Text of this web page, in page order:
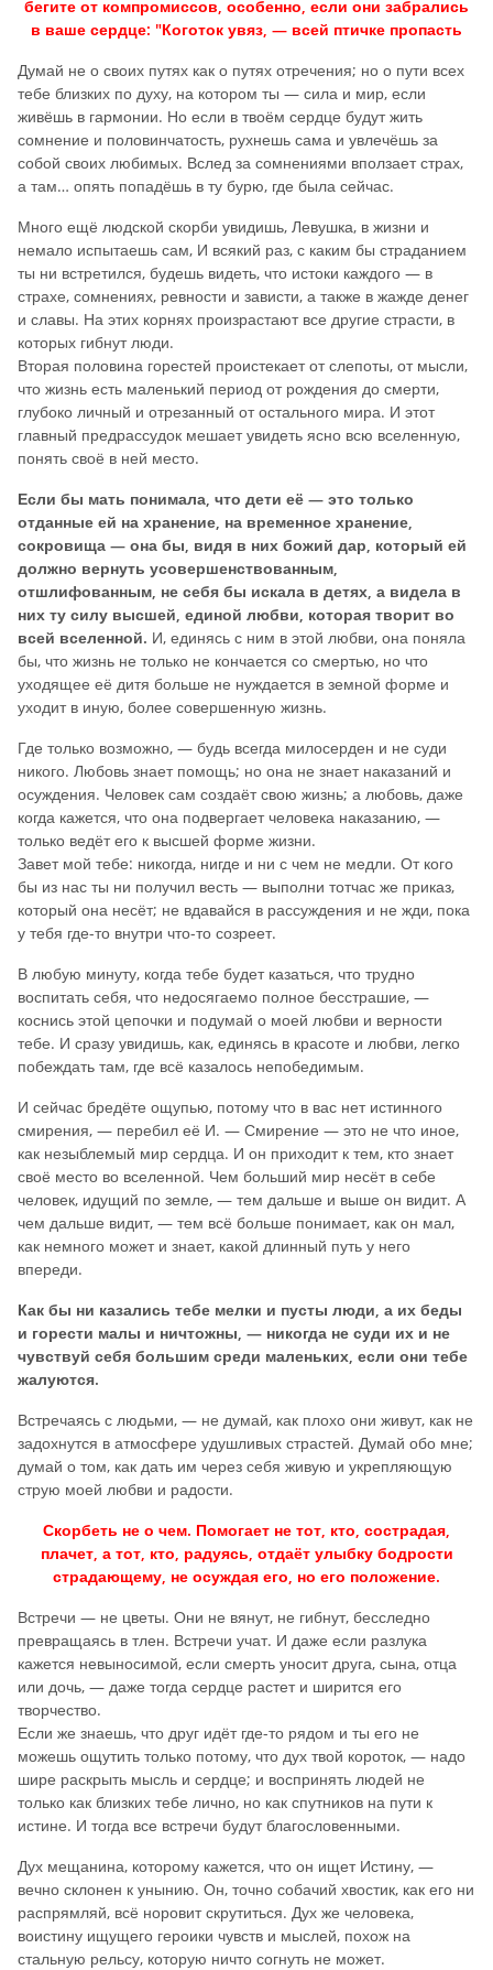
бегите от компромиссов, особенно, если они забрались
в ваше сердце: "Коготок увяз, — всей птичке пропасть
Думай не о своих путях как о путях отречения; но о пути всех
тебе близких по духу, на котором ты — сила и мир, если
живёшь в гармонии. Но если в твоём сердце будут жить
сомнение и половинчатость, рухнешь сама и увлечёшь за
собой своих любимых. Вслед за сомнениями вползает страх,
а там… опять попадёшь в ту бурю, где была сейчас.
Много ещё людской скорби увидишь, Левушка, в жизни и
немало испытаешь сам, И всякий раз, с каким бы страданием
ты ни встретился, будешь видеть, что истоки каждого — в
страхе, сомнениях, ревности и зависти, а также в жажде денег
и славы. На этих корнях произрастают все другие страсти, в
которых гибнут люди.
Вторая половина горестей проистекает от слепоты, от мысли,
что жизнь есть маленький период от рождения до смерти,
глубоко личный и отрезанный от остального мира. И этот
главный предрассудок мешает увидеть ясно всю вселенную,
понять своё в ней место.
Если бы мать понимала, что дети её — это только
отданные ей на хранение, на временное хранение,
сокровища — она бы, видя в них божий дар, который ей
должно вернуть усовершенствованным,
отшлифованным, не себя бы искала в детях, а видела в
них ту силу высшей, единой любви, которая творит во
всей вселенной. И, единясь с ним в этой любви, она поняла
бы, что жизнь не только не кончается со смертью, но что
уходящее её дитя больше не нуждается в земной форме и
уходит в иную, более совершенную жизнь.
Где только возможно, — будь всегда милосерден и не суди
никого. Любовь знает помощь; но она не знает наказаний и
осуждения. Человек сам создаёт свою жизнь; а любовь, даже
когда кажется, что она подвергает человека наказанию, —
только ведёт его к высшей форме жизни.
Завет мой тебе: никогда, нигде и ни с чем не медли. От кого
бы из нас ты ни получил весть — выполни тотчас же приказ,
который она несёт; не вдавайся в рассуждения и не жди, пока
у тебя где-то внутри что-то созреет.
В любую минуту, когда тебе будет казаться, что трудно
воспитать себя, что недосягаемо полное бесстрашие, —
коснись этой цепочки и подумай о моей любви и верности
тебе. И сразу увидишь, как, единясь в красоте и любви, легко
побеждать там, где всё казалось непобедимым.
И сейчас бредёте ощупью, потому что в вас нет истинного
смирения, — перебил её И. — Смирение — это не что иное,
как незыблемый мир сердца. И он приходит к тем, кто знает
своё место во вселенной. Чем больший мир несёт в себе
человек, идущий по земле, — тем дальше и выше он видит. А
чем дальше видит, — тем всё больше понимает, как он мал,
как немного может и знает, какой длинный путь у него
впереди.
Как бы ни казались тебе мелки и пусты люди, а их беды
и горести малы и ничтожны, — никогда не суди их и не
чувствуй себя большим среди маленьких, если они тебе
жалуются.
Встречаясь с людьми, — не думай, как плохо они живут, как не
задохнутся в атмосфере удушливых страстей. Думай обо мне;
думай о том, как дать им через себя живую и укрепляющую
струю моей любви и радости.
Скорбеть не о чем. Помогает не тот, кто, сострадая,
плачет, а тот, кто, радуясь, отдаёт улыбку бодрости
страдающему, не осуждая его, но его положение.
Встречи — не цветы. Они не вянут, не гибнут, бесследно
превращаясь в тлен. Встречи учат. И даже если разлука
кажется невыносимой, если смерть уносит друга, сына, отца
или дочь, — даже тогда сердце растет и ширится его
творчество.
Если же знаешь, что друг идёт где-то рядом и ты его не
можешь ощутить только потому, что дух твой короток, — надо
шире раскрыть мысль и сердце; и воспринять людей не
только как близких тебе лично, но как спутников на пути к
истине. И тогда все встречи будут благословенными.
Дух мещанина, которому кажется, что он ищет Истину, —
вечно склонен к унынию. Он, точно собачий хвостик, как его ни
распрямляй, всё норовит скрутиться. Дух же человека,
воистину ищущего героики чувств и мыслей, похож на
стальную рельсу, которую ничто согнуть не может.